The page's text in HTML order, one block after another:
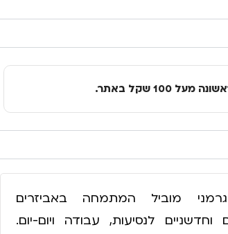
מוביל המתמחה באביזרים
וחדשניים לנסיעות, עבודה ויום-יום.